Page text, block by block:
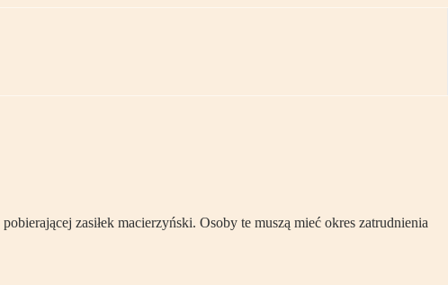
zasiłek macierzyński. Osoby te muszą mieć okres zatrudnienia